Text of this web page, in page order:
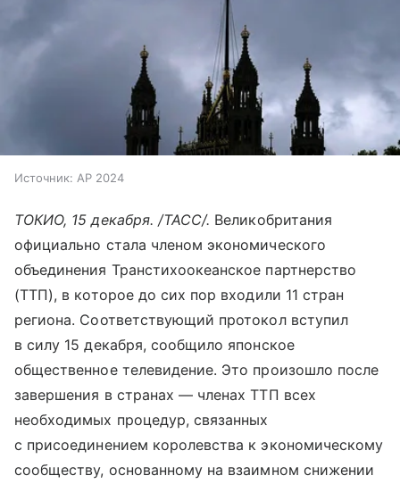
Источник: AP 2024
ТОКИО, 15 декабря. /ТАСС/. Великобритания
официально стала членом экономического
объединения Транстихоокеанское партнерство
(ТТП), в которое до сих пор входили 11 стран
региона. Соответствующий протокол вступил
в силу 15 декабря, сообщило японское
общественное телевидение. Это произошло после
завершения в странах — членах ТТП всех
необходимых процедур, связанных
с присоединением королевства к экономическому
сообществу, основанному на взаимном снижении